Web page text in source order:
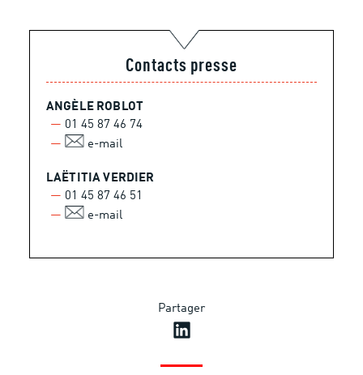
Contacts presse
ANGÈLE ROBLOT
01 45 87 46 74
e-mail
LAËTITIA VERDIER
01 45 87 46 51
e-mail
Partager